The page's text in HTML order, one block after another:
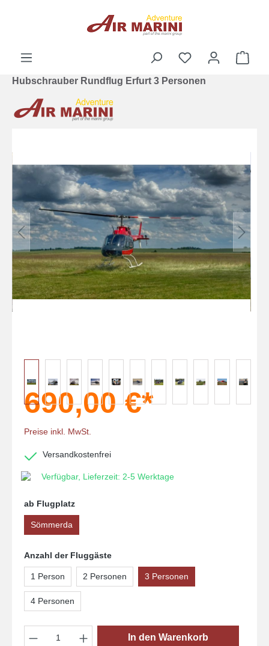
Hubschrauber Rundflug Erfurt 3 Personen
690,00 €*
Preise inkl. MwSt.
Versandkostenfrei
Verfügbar, Lieferzeit: 2-5 Werktage
ab Flugplatz
Sömmerda
Anzahl der Fluggäste
1 Person 2 Personen 3 Personen
4 Personen
Produkt Anzahl: Gib den gewünschten
In den Warenkorb